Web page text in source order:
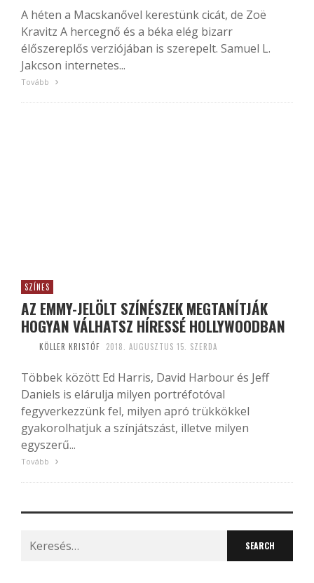
A héten a Macskanővel kerestünk cicát, de Zoë
Kravitz A hercegnő és a béka elég bizarr
élőszereplős verziójában is szerepelt. Samuel L.
Jakcson internetes...
Tovább
SZÍNES
AZ EMMY-JELÖLT SZÍNÉSZEK MEGTANÍTJÁK
HOGYAN VÁLHATSZ HÍRESSÉ HOLLYWOODBAN
KÖLLER KRISTÓF 2018. AUGUSZTUS 15. SZERDA
Többek között Ed Harris, David Harbour és Jeff
Daniels is elárulja milyen portréfotóval
fegyverkezzünk fel, milyen apró trükkökkel
gyakorolhatjuk a színjátszást, illetve milyen
egyszerű...
Tovább
Search
for: